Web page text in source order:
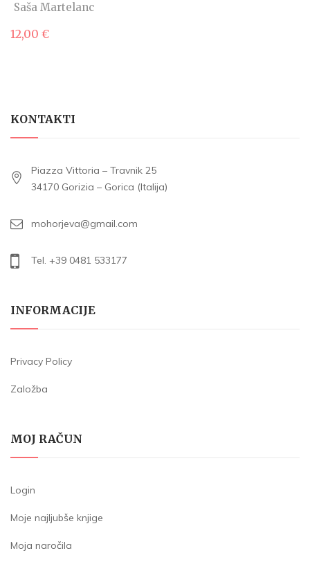
Saša Martelanc
12,00 €
KONTAKTI
Piazza Vittoria – Travnik 25
34170 Gorizia – Gorica (Italija)
mohorjeva@gmail.com
Tel. +39 0481 533177
INFORMACIJE
Privacy Policy
Založba
MOJ RAČUN
Login
Moje najljubše knjige
Moja naročila